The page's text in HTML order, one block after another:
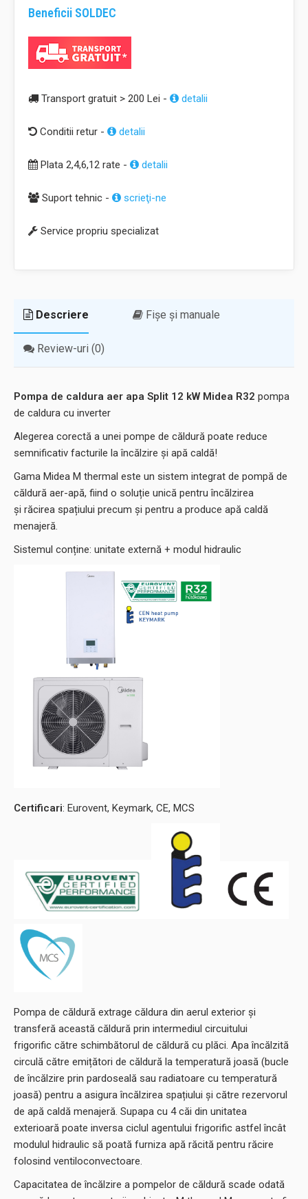
Beneficii SOLDEC
Transport gratuit > 200 Lei - detalii
Conditii retur - detalii
Plata 2,4,6,12 rate - detalii
Suport tehnic - scrieţi-ne
Service propriu specializat
Descriere Fișe și manuale
Review-uri (0)
Pompa de caldura aer apa Split 12 kW Midea R32 pompa
de caldura cu inverter
Alegerea corectă a unei pompe de căldură poate reduce
semnificativ facturile la încălzire și apă caldă!
Gama Midea M thermal este un sistem integrat de pompă de
căldură aer-apă, fiind o soluție unică pentru încălzirea
și răcirea spațiului precum și pentru a produce apă caldă
menajeră.
Sistemul conține: unitate externă + modul hidraulic
Certificari: Eurovent, Keymark, CE, MCS
Pompa de căldură extrage căldura din aerul exterior și
transferă această căldură prin intermediul circuitului
frigorific către schimbătorul de căldură cu plăci. Apa încălzită
circulă către emițători de căldură la temperatură joasă (bucle
de încălzire prin pardoseală sau radiatoare cu temperatură
joasă) pentru a asigura încălzirea spațiului și către rezervorul
de apă caldă menajeră. Supapa cu 4 căi din unitatea
exterioară poate inversa ciclul agentului frigorific astfel încât
modulul hidraulic să poată furniza apă răcită pentru răcire
folosind ventiloconvectoare.
Capacitatea de încălzire a pompelor de căldură scade odată